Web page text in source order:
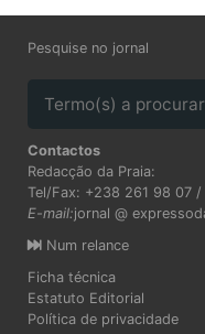
Pesquise no jornal
Contactos
Redacção da Praia:
Tel/Fax: +238 261 98 07 /
E-mail:jornal @
Num relance
Ficha técnica
Estatuto Editorial
Política de privacidade